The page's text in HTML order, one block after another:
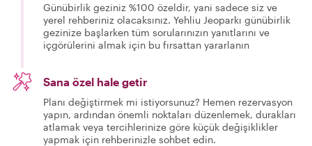
Günübirlik geziniz %100 özeldir, yani sadece siz ve
yerel rehberiniz olacaksınız. Yehliu Jeoparkı günübirlik
gezinize başlarken tüm sorularınızın yanıtlarını ve
içgörülerini almak için bu fırsattan yararlanın
Sana özel hale getir
Planı değiştirmek mi istiyorsunuz? Hemen rezervasyon
yapın, ardından önemli noktaları düzenlemek, durakları
atlamak veya tercihlerinize göre küçük değişiklikler
yapmak için rehberinizle sohbet edin.